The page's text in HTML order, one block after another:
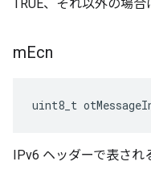
TRUE、それ以外の場合
mEcn
uint8_t
IPv6 ヘッダーで表され